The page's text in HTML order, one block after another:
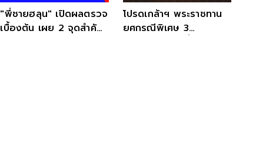
"พี่ชายฮลุน" เปิดผลตรวจ
เบื้องต้น เผย 2 จุดสำคัญ
โปรดเกล้าฯ พระราชทาน
ยศกรณีพิเศษ 3